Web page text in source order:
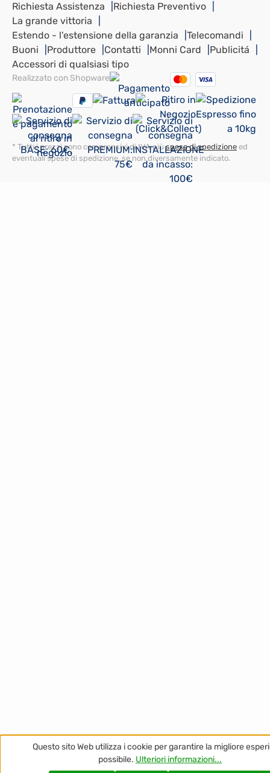
Richiesta Assistenza
Richiesta Preventivo
La grande vittoria
Estendo - l'estensione della garanzia
Telecomandi
Buoni
Produttore Contatti Monni Card
Publicitá
Accessori di qualsiasi tipo
Realizzato con Shopware
* Tutti i prezzi sono comprensivi di IVA piùspese di spedizione ed
eventuali spese di spedizione, se non diversamente indicato.
Questo sito Web utilizza i cookie per garantire la migliore
possibile. Ulteriori informazioni...